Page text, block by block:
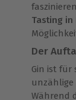
Tasting in
Der
Gin ist für
unzählige
Während